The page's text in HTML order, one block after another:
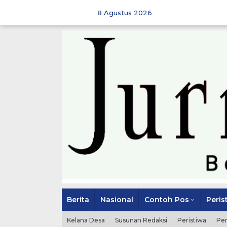
8 Agustus 2026
Berita Nasional Contoh Pos
Kelana Desa Susunan Redaksi Peristiwa